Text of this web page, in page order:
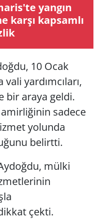
yangın
karşı kapsamlı
10 Ocak
yardımcıları,
bir araya geldi.
sadece
yolunda
belirtti.
mülki
çekti.